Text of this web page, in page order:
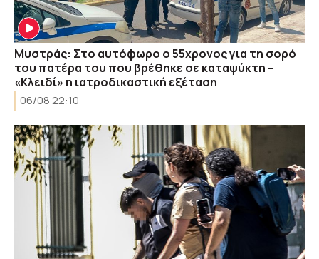
Μυστράς: Στο αυτόφωρο ο 55χρονος για τη σορό
του πατέρα του που βρέθηκε σε καταψύκτη –
«Κλειδί» η ιατροδικαστική εξέταση
06/08 22:10